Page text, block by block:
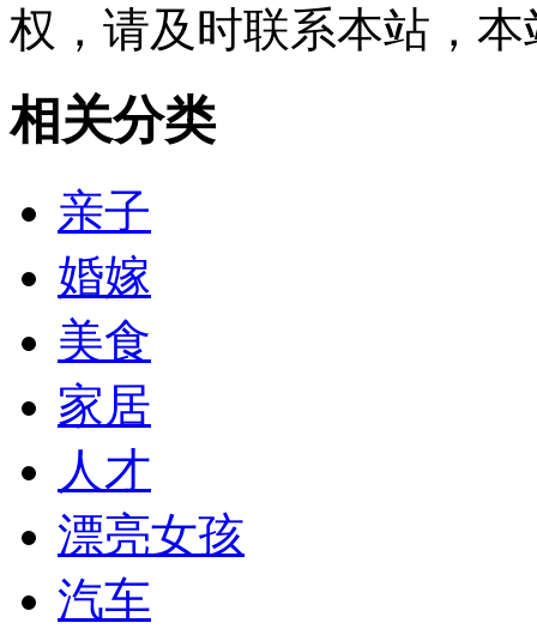
权，请及时联系本站，
相关分类
亲子
婚嫁
美食
家居
人才
漂亮女孩
汽车